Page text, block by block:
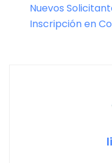
Nuevos
Inscripción en